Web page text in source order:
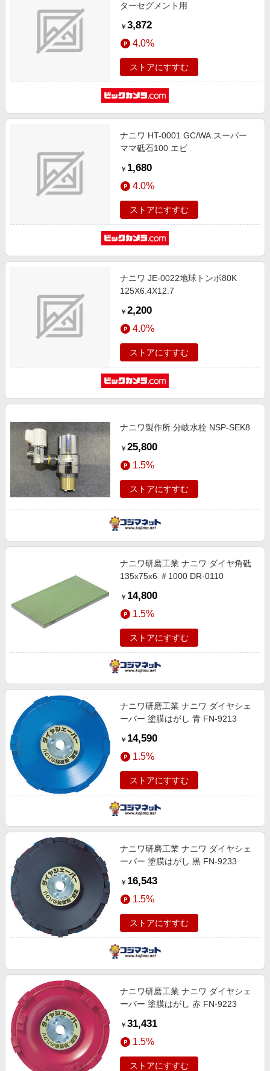
ターセグメント用
￥ 3,872
4.0%
ストアにすすむ
ナニワ HT-0001 GC/WA スーパー
ママ砥石100 エビ
￥ 1,680
4.0%
ストアにすすむ
ナニワ JE-0022地球トンボ80K
125X6.4X12.7
￥ 2,200
4.0%
ストアにすすむ
ナニワ製作所 分岐水栓 NSP-SEK8
￥ 25,800
1.5%
ストアにすすむ
ナニワ研磨工業 ナニワ ダイヤ角砥
135x75x6 ＃1000 DR-0110
￥ 14,800
1.5%
ストアにすすむ
ナニワ研磨工業 ナニワ ダイヤシェ
ーバー 塗膜はがし 青 FN-9213
￥ 14,590
1.5%
ストアにすすむ
ナニワ研磨工業 ナニワ ダイヤシェ
ーバー 塗膜はがし 黒 FN-9233
￥ 16,543
1.5%
ストアにすすむ
ナニワ研磨工業 ナニワ ダイヤシェ
ーバー 塗膜はがし 赤 FN-9223
￥ 31,431
1.5%
ストアにすすむ